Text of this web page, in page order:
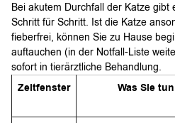
Bei akutem Durchfall der Katze gibt
Schritt für Schritt. Ist die Katze
fieberfrei, können Sie zu Hause
auftauchen (in der Notfall-Liste
sofort in tierärztliche Behandlung.
Zeitfenster Was Sie tun